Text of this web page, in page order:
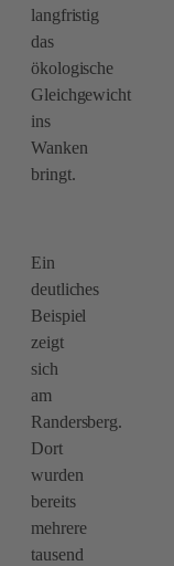
langfristig
das
ökologische
Gleichgewicht
ins
Wanken
bringt.
Ein
deutliches
Beispiel
zeigt
sich
am
Randersberg.
Dort
wurden
bereits
mehrere
tausend